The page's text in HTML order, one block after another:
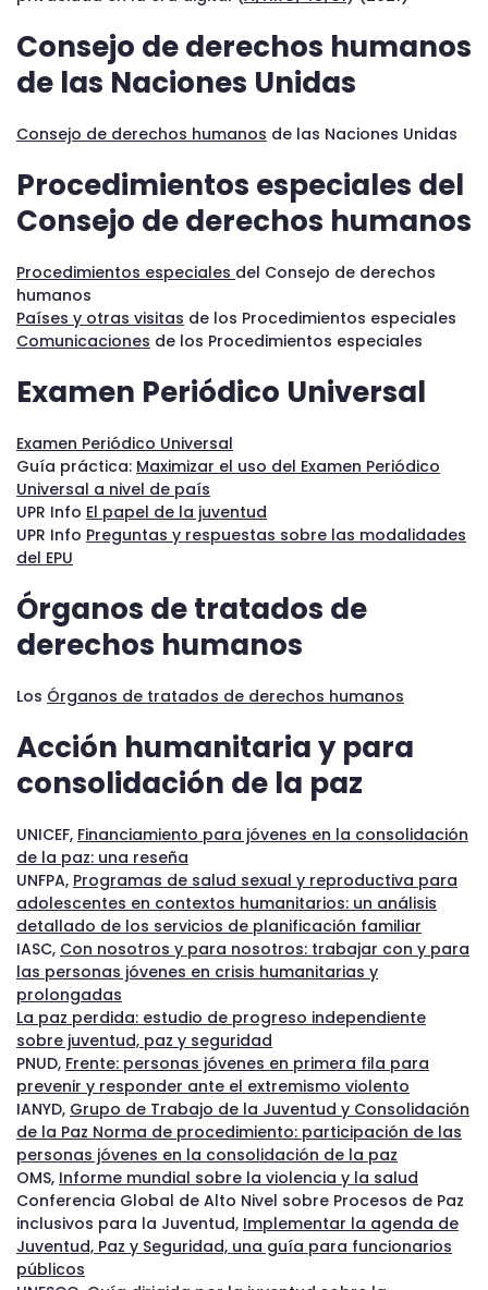
Consejo de derechos humanos
de las Naciones Unidas
Consejo de derechos humanos de las Naciones Unidas
Procedimientos especiales del
Consejo de derechos humanos
Procedimientos especiales del Consejo de derechos
humanos
Países y otras visitas de los Procedimientos especiales
Comunicaciones de los Procedimientos especiales
Examen Periódico Universal
Examen Periódico Universal
Guía práctica: Maximizar el uso del Examen Periódico
Universal a nivel de país
UPR Info El papel de la juventud
UPR Info Preguntas y respuestas sobre las modalidades
del EPU
Órganos de tratados de
derechos humanos
Los Órganos de tratados de derechos humanos
Acción humanitaria y para
consolidación de la paz
UNICEF, Financiamiento para jóvenes en la consolidación
de la paz: una reseña
UNFPA, Programas de salud sexual y reproductiva para
adolescentes en contextos humanitarios: un análisis
detallado de los servicios de planificación familiar
IASC, Con nosotros y para nosotros: trabajar con y para
las personas jóvenes en crisis humanitarias y
prolongadas
La paz perdida: estudio de progreso independiente
sobre juventud, paz y seguridad
PNUD, Frente: personas jóvenes en primera fila para
prevenir y responder ante el extremismo violento
IANYD, Grupo de Trabajo de la Juventud y Consolidación
de la Paz Norma de procedimiento: participación de las
personas jóvenes en la consolidación de la paz
OMS, Informe mundial sobre la violencia y la salud
Conferencia Global de Alto Nivel sobre Procesos de Paz
inclusivos para la Juventud, Implementar la agenda de
Juventud, Paz y Seguridad, una guía para funcionarios
públicos